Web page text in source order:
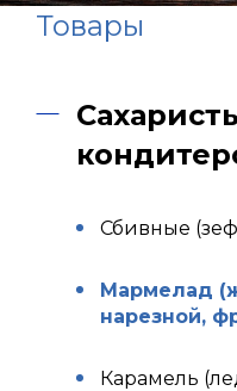
Товары
Сбивные
Мармелад
нарезной,
Карамель